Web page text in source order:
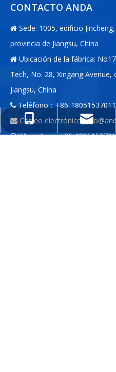
CONTACTO ANDA
 Sede: 1005, edificio
provincia de Jiangsu, China
 Ubicación de la fábrica:
Tech, No. 28, Xingang Avenue,
Jiangsu, China
 Teléfono：+86-18051537011
 Correo electrónico:
WhatsApp：+86-
+86-
+86-